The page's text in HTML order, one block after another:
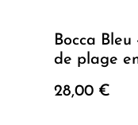
Bocca
de plage
28,00 €